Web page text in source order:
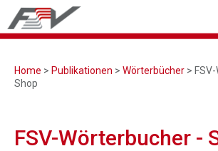
Home > Publikationen > Wörterbücher >
Shop
FSV-Wörterbucher -